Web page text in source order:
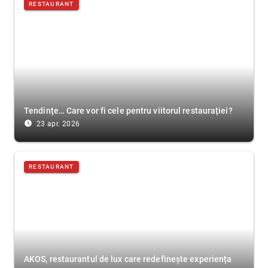
RESTAURANT
Tendințe… Care vor fi cele pentru viitorul restaurației?
access_time_filled 23 apr. 2026
RESTAURANT
AKOS, restaurantul de lux care redefinește experiența